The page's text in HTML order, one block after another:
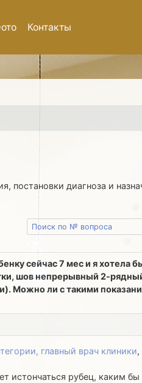
Контакты
постановки диагноза и
сейчас 7 мес и я хотела
шов непрерывный 2-
Можно ли с такими
главный врач клиники,
истончаться рубец, каким